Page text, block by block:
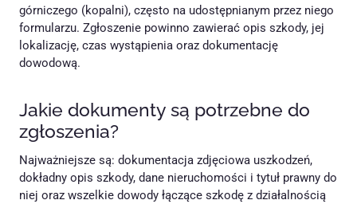
górniczego (kopalni), często na udostępnianym przez niego
formularzu. Zgłoszenie powinno zawierać opis szkody, jej
lokalizację, czas wystąpienia oraz dokumentację
dowodową.
Jakie dokumenty są potrzebne do
zgłoszenia?
Najważniejsze są: dokumentacja zdjęciowa uszkodzeń,
dokładny opis szkody, dane nieruchomości i tytuł prawny do
niej oraz wszelkie dowody łączące szkodę z działalnością